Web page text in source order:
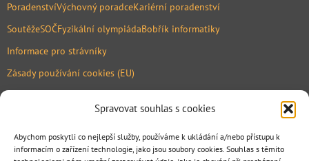
Spravovat souhlas s cookies
Abychom poskytli co nejlepší služby, používáme k ukládání a/nebo přístupu k
informacím o zařízení technologie, jako jsou soubory cookies. Souhlas s těmito
PoradenstvíVýchovný poradceKariérní poradenství
SoutěžeSOČFyzikální olympiádaBobřík informatiky
Informace pro strávníky
Zásady používání cookies (EU)